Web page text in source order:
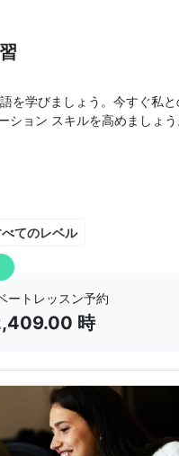
を学びましょう。今すぐ私
ション スキルを高めましょ
てのレベル
ートレッスン予約
時